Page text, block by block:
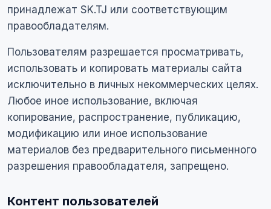
принадлежат SK.TJ или соответствующим
правообладателям.
Пользователям разрешается просматривать,
использовать и копировать материалы сайта
исключительно в личных некоммерческих целях.
Любое иное использование, включая
копирование, распространение, публикацию,
модификацию или иное использование
материалов без предварительного письменного
разрешения правообладателя, запрещено.
Контент пользователей